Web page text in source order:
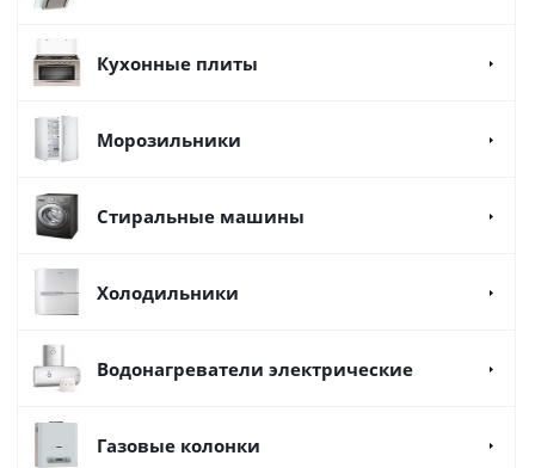
Кухонные плиты
Морозильники
Стиральные машины
Холодильники
Водонагреватели электрические
Газовые колонки